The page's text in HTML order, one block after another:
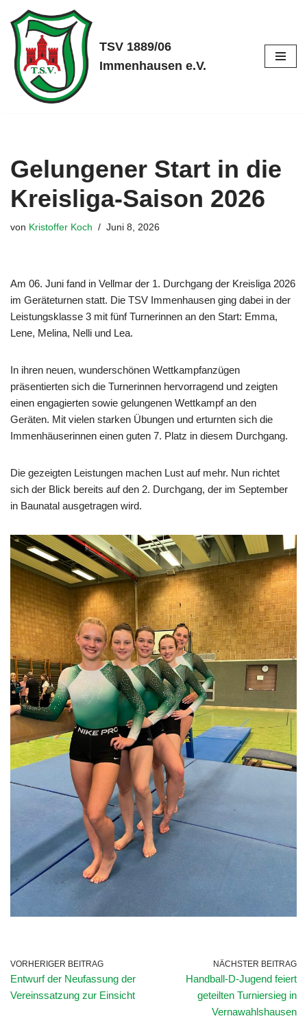
Zum
Inhalt
springen
TSV 1889/06
Immenhausen e.V.
Gelungener Start in die
Kreisliga-Saison 2026
von Kristoffer Koch Juni 8, 2026
Am 06. Juni fand in Vellmar der 1. Durchgang der Kreisliga 2026
im Geräteturnen statt. Die TSV Immenhausen ging dabei in der
Leistungsklasse 3 mit fünf Turnerinnen an den Start: Emma,
Lene, Melina, Nelli und Lea.
In ihren neuen, wunderschönen Wettkampfanzügen
präsentierten sich die Turnerinnen hervorragend und zeigten
einen engagierten sowie gelungenen Wettkampf an den
Geräten. Mit vielen starken Übungen und erturnten sich die
Immenhäuserinnen einen guten 7. Platz in diesem Durchgang.
Die gezeigten Leistungen machen Lust auf mehr. Nun richtet
sich der Blick bereits auf den 2. Durchgang, der im September
in Baunatal ausgetragen wird.
VORHERIGER BEITRAG
Entwurf der Neufassung der
Vereinssatzung zur Einsicht
NÄCHSTER BEITRAG
Handball-D-Jugend feiert
geteilten Turniersieg in
Vernawahlshausen